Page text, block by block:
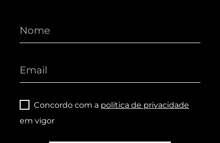
Concordo com a política de privacidade
em vigor